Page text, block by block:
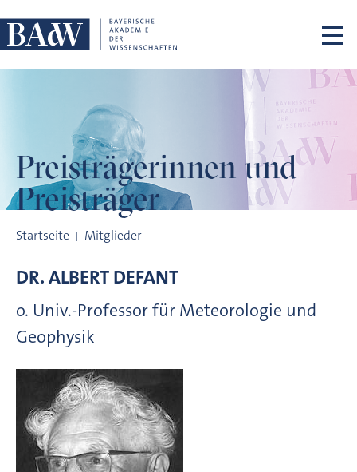
Preisträgerinnen und
Preisträger
Startseite Mitglieder
DR.ALBERTDEFANT
o. Univ.-Professor für Meteorologie und
Geophysik